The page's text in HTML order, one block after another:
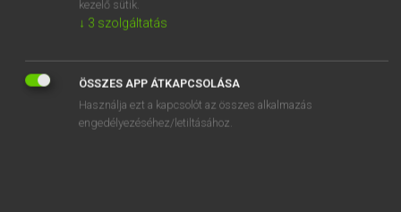
SZOTAR.NET APPLIKÁCIÓ
ONLINE NYELVVIZSGA
kezelő sütik.
↓ 3 szolgáltatás
ÖSSZES APP ÁTKAPCSOLÁSA
Használja ezt a kapcsolót az összes alkalmazás
engedélyezéséhez/letiltásához.